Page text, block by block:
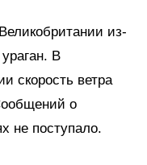
из-
В
скорость ветра
о
не поступало.